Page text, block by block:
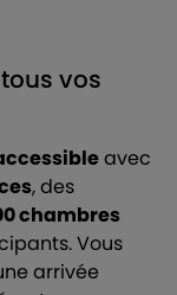
vos
avec
, des
chambres
Vous
arrivée